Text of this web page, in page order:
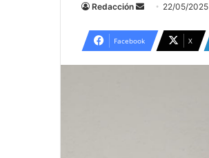
Redacción
Send
email
22/05/2025
Facebook X